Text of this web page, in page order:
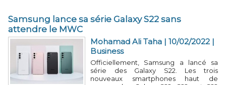
Samsung lance sa série Galaxy S22 sans
attendre le MWC
Mohamad Ali Taha | 10/02/2022 |
Business
Officiellement, Samsung a lancé sa
série des Galaxy S22. Les trois
nouveaux smartphones haut de